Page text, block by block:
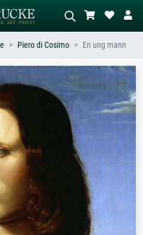
KI-bildesøk
Beskriv scenen – for eksempel grønn
eng, abstrakt med mye rødt, mørkt
oljemaleri, stående akt ved et tre.
Piero di Cosimo En ung mann